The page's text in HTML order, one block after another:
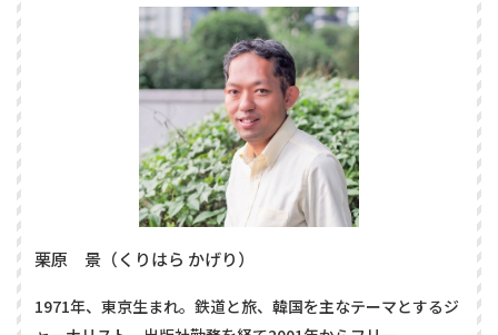
栗原 景（くりはら かげり）
1971年、東京生まれ。鉄道と旅、韓国を主なテーマとするジ